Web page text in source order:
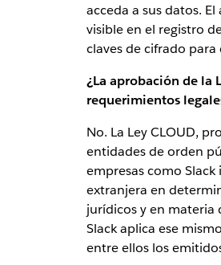
acceda a sus datos.
visible en el registro
claves de cifrado
¿La aprobación de la
requerimientos
No. La Ley CLOUD,
entidades de orden
empresas como
extranjera en
jurídicos y en materia
Slack aplica ese
entre ellos los